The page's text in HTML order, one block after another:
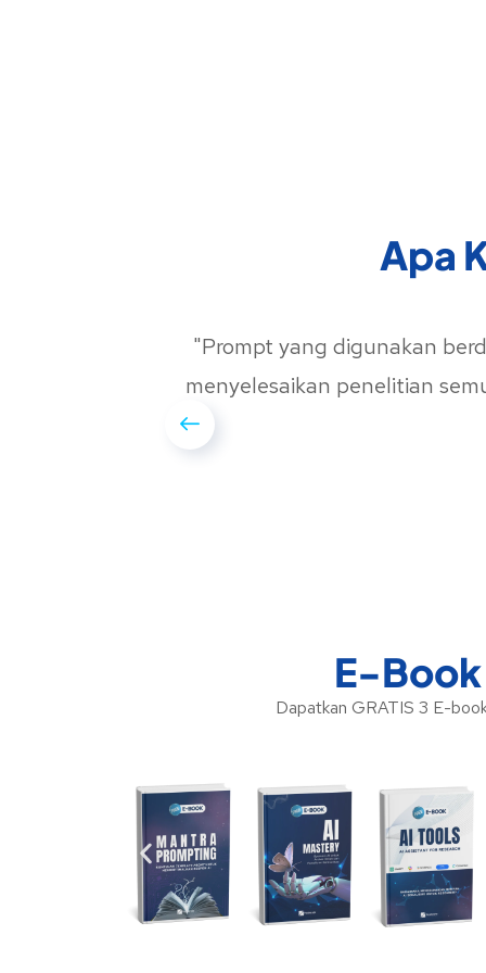
Apa
"Prompt yang digunakan
menyelesaikan penelitian
E-
Dapatkan GRATIS 3 E-